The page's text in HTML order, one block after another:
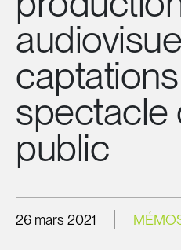
spectacle
public
26 mars 2021